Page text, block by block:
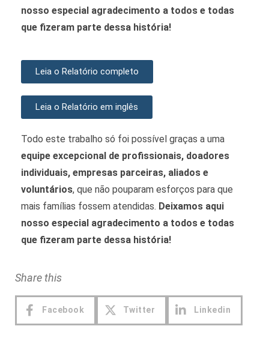
Share this
Facebook Twitter Linkedin
nosso especial agradecimento a todos e todas
que fizeram parte dessa história!
Leia o Relatório completo
Leia o Relatório em inglês
Todo este trabalho só foi possível graças a uma
equipe excepcional de profissionais, doadores
individuais, empresas parceiras, aliados e
voluntários, que não pouparam esforços para que
mais famílias fossem atendidas. Deixamos aqui
nosso especial agradecimento a todos e todas
que fizeram parte dessa história!